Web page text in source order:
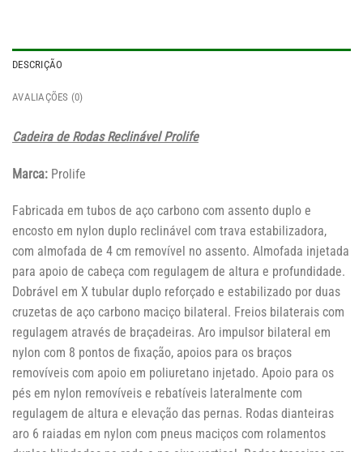
DESCRIÇÃO
AVALIAÇÕES (0)
Cadeira de Rodas Reclinável Prolife
Marca: Prolife
Fabricada em tubos de aço carbono com assento duplo e
encosto em nylon duplo reclinável com trava estabilizadora,
com almofada de 4 cm removível no assento. Almofada injetada
para apoio de cabeça com regulagem de altura e profundidade.
Dobrável em X tubular duplo reforçado e estabilizado por duas
cruzetas de aço carbono maciço bilateral. Freios bilaterais com
regulagem através de braçadeiras. Aro impulsor bilateral em
nylon com 8 pontos de fixação, apoios para os braços
removíveis com apoio em poliuretano injetado. Apoio para os
pés em nylon removíveis e rebatíveis lateralmente com
regulagem de altura e elevação das pernas. Rodas dianteiras
aro 6 raiadas em nylon com pneus maciços com rolamentos